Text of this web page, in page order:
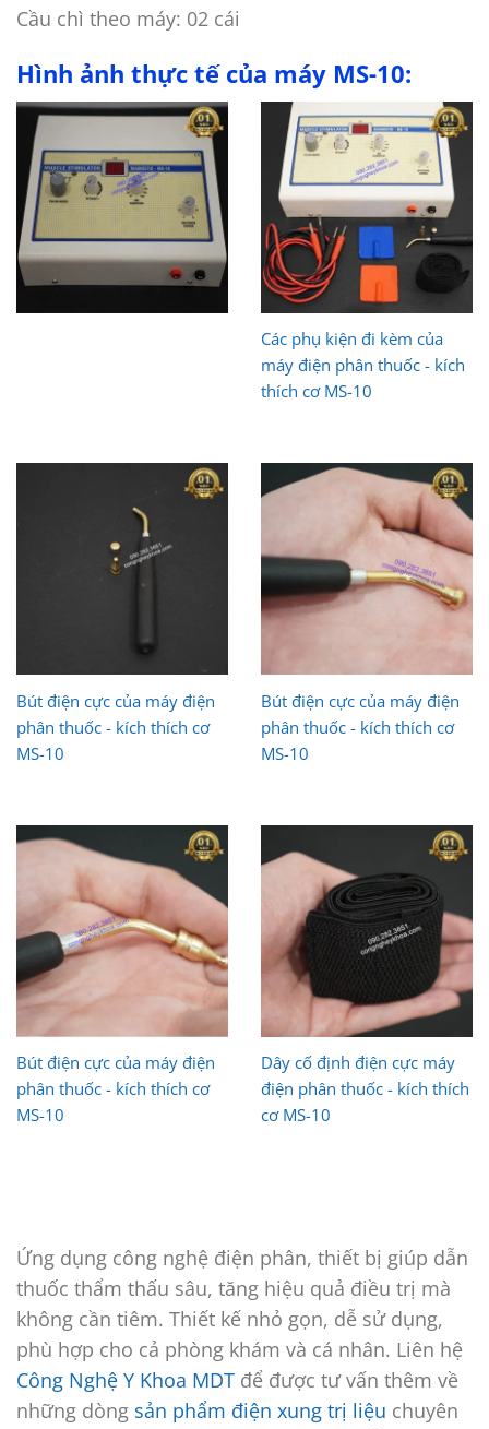
Cầu chì theo máy: 02 cái
Hình ảnh thực tế của máy MS-10:
Các phụ kiện đi kèm của
máy điện phân thuốc - kích
thích cơ MS-10
Bút điện cực của máy điện
phân thuốc - kích thích cơ
MS-10
Bút điện cực của máy điện
phân thuốc - kích thích cơ
MS-10
Bút điện cực của máy điện
phân thuốc - kích thích cơ
MS-10
Dây cố định điện cực máy
điện phân thuốc - kích thích
cơ MS-10
Ứng dụng công nghệ điện phân, thiết bị giúp dẫn
thuốc thẩm thấu sâu, tăng hiệu quả điều trị mà
không cần tiêm. Thiết kế nhỏ gọn, dễ sử dụng,
phù hợp cho cả phòng khám và cá nhân. Liên hệ
Công Nghệ Y Khoa MDT để được tư vấn thêm về
những dòng sản phẩm điện xung trị liệu chuyên